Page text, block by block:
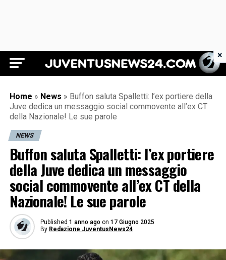
Juventus News 24
Home » News » Buffon saluta Spalletti: l’ex portiere della
Juve dedica un messaggio social commovente all’ex CT
della Nazionale! Le sue parole
NEWS
Buffon saluta Spalletti: l’ex portiere
della Juve dedica un messaggio
social commovente all’ex CT della
Nazionale! Le sue parole
Published 1 anno ago on 17 Giugno 2025
By Redazione JuventusNews24
×